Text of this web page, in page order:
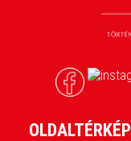
OLDALTÉRKÉP